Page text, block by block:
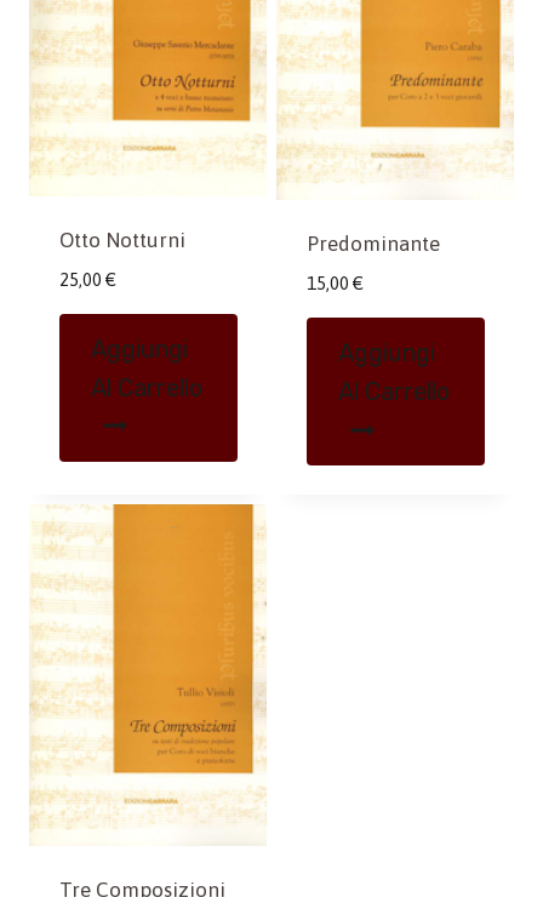
Otto Notturni
25,00 €
Aggiungi
Al Carrello
Predominante
15,00 €
Aggiungi
Al Carrello
Tre Composizioni